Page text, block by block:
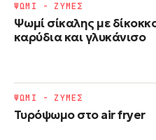
Ψωμί σίκαλης με
καρύδια και γλυκάνισο
ΨΩΜΙ - ΖΥΜΕΣ
Τυρόψωμο στο air fryer
ΨΩΜΙ - ΖΥΜΕΣ